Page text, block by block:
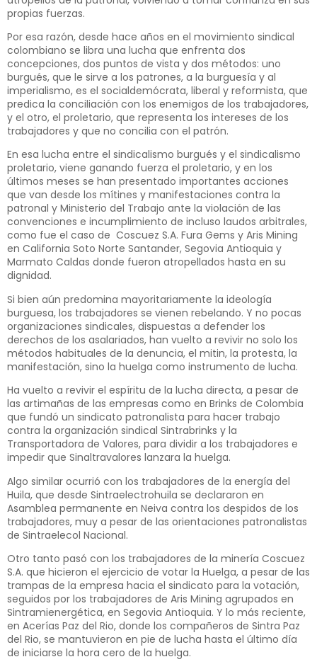
propias fuerzas.
Por esa razón, desde hace años en el movimiento sindical
colombiano se libra una lucha que enfrenta dos
concepciones, dos puntos de vista y dos métodos: uno
burgués, que le sirve a los patrones, a la burguesía y al
imperialismo, es el socialdemócrata, liberal y reformista, que
predica la conciliación con los enemigos de los trabajadores,
y el otro, el proletario, que representa los intereses de los
trabajadores y que no concilia con el patrón.
En esa lucha entre el sindicalismo burgués y el sindicalismo
proletario, viene ganando fuerza el proletario, y en los
últimos meses se han presentado importantes acciones
que van desde los mítines y manifestaciones contra la
patronal y Ministerio del Trabajo ante la violación de las
convenciones e incumplimiento de incluso laudos arbitrales,
como fue el caso de Coscuez S.A. Fura Gems y Aris Mining
en California Soto Norte Santander, Segovia Antioquia y
Marmato Caldas donde fueron atropellados hasta en su
dignidad.
Si bien aún predomina mayoritariamente la ideología
burguesa, los trabajadores se vienen rebelando. Y no pocas
organizaciones sindicales, dispuestas a defender los
derechos de los asalariados, han vuelto a revivir no solo los
métodos habituales de la denuncia, el mitin, la protesta, la
manifestación, sino la huelga como instrumento de lucha.
Ha vuelto a revivir el espíritu de la lucha directa, a pesar de
las artimañas de las empresas como en Brinks de Colombia
que fundó un sindicato patronalista para hacer trabajo
contra la organización sindical Sintrabrinks y la
Transportadora de Valores, para dividir a los trabajadores e
impedir que Sinaltravalores lanzara la huelga.
Algo similar ocurrió con los trabajadores de la energía del
Huila, que desde Sintraelectrohuila se declararon en
Asamblea permanente en Neiva contra los despidos de los
trabajadores, muy a pesar de las orientaciones patronalistas
de Sintraelecol Nacional.
Otro tanto pasó con los trabajadores de la minería Coscuez
S.A. que hicieron el ejercicio de votar la Huelga, a pesar de las
trampas de la empresa hacia el sindicato para la votación,
seguidos por los trabajadores de Aris Mining agrupados en
Sintramienergética, en Segovia Antioquia. Y lo más reciente,
en Acerías Paz del Rio, donde los compañeros de Sintra Paz
del Rio, se mantuvieron en pie de lucha hasta el último día
de iniciarse la hora cero de la huelga.